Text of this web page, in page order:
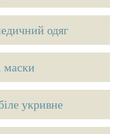
одяг
укривне